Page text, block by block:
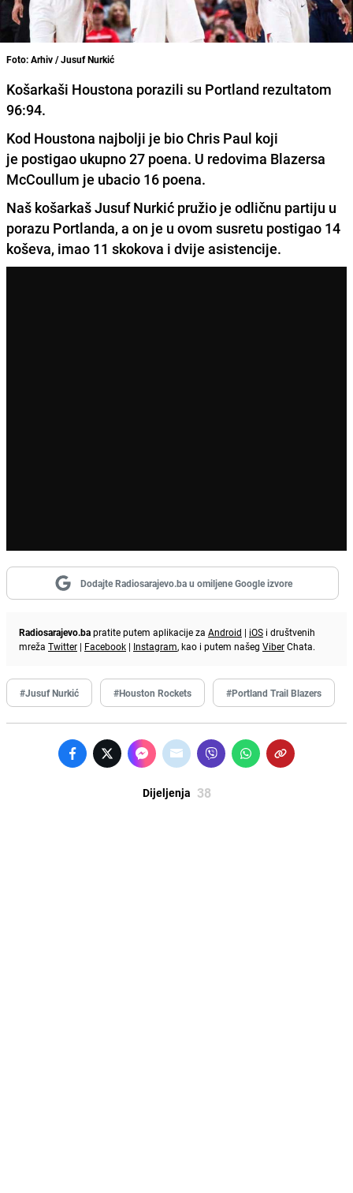
Foto: Arhiv / Jusuf Nurkić
Košarkaši Houstona porazili su Portland rezultatom
96:94.
Kod Houstona najbolji je bio Chris Paul koji
je postigao ukupno 27 poena. U redovima Blazersa
McCoullum je ubacio 16 poena.
Naš košarkaš Jusuf Nurkić pružio je odličnu partiju u
porazu Portlanda, a on je u ovom susretu postigao 14
koševa, imao 11 skokova i dvije asistencije.
Dodajte Radiosarajevo.ba u omiljene Google izvore
Radiosarajevo.bapratite putem aplikacije za Android | iOS i društvenih
mreža Twitter | Facebook | Instagram, kao i putem našeg ViberChata.
#Jusuf Nurkić #Houston Rockets #Portland Trail Blazers
Dijeljenja 38